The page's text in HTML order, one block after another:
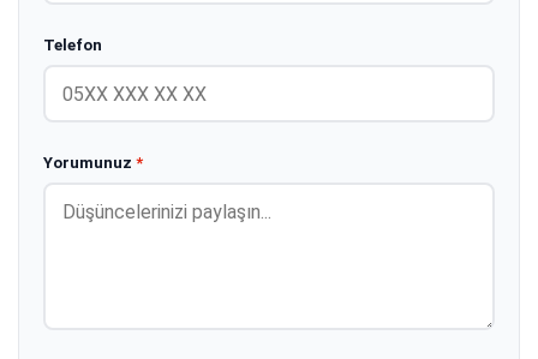
Telefon
Yorumunuz *